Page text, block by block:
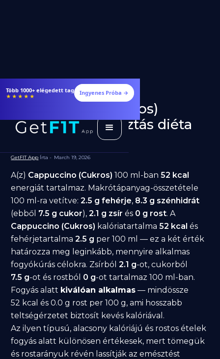
Több 1000+ elégedett tag
★★★★★ Ingyenes Próba →
Cappuccino (Cukros)
fogyásra: jó választás diéta
GetFIT App Írta - March 19, 2026
A(z) Cappuccino (Cukros) 100 ml-ban52 kcal
energiát tartalmaz. Makrótápanyag-összetétele
100 ml-ra vetítve:2.5 g fehérje, 8.3 g szénhidrát
(ebből 7.5 g cukor),2.1 g zsír és 0 g rost. A
Cappuccino (Cukros) kalóriatartalma52 kcal és
fehérjetartalma2.5 g per 100 ml — ez a két érték
határozza meg leginkább, mennyire alkalmas
fogyókúrás célokra. Zsírból2.1 g-ot, cukorból
7.5 g-ot és rostból 0 g-ot tartalmaz 100 ml-ban.
Fogyás alatt kiválóan alkalmas — mindössze
52 kcal és 0.0 g rost per 100 g, ami hosszabb
teltségérzetet biztosít kevés kalóriával.
Az ilyen típusú, alacsony kalóriájú és rostos ételek
fogyás alatt különösen értékesek, mert tömegük
és rostarányuk révén lassítják az emésztést